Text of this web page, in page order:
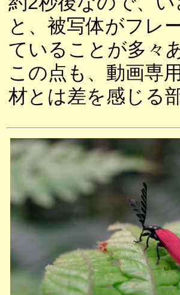
と、被写体がフレ
ていることが多々
この点も、動画専
材とは差を感じる